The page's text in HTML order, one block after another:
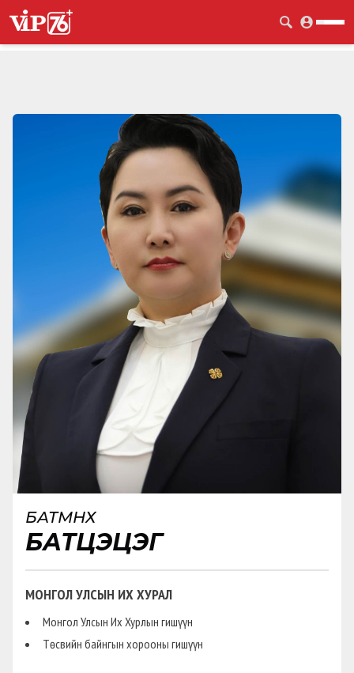
БАТМӨНХ
БАТЦЭЦЭГ
МОНГОЛ УЛСЫН ИХ ХУРАЛ
Монгол Улсын Их Хурлын гишүүн
Төсвийн байнгын хорооны гишүүн